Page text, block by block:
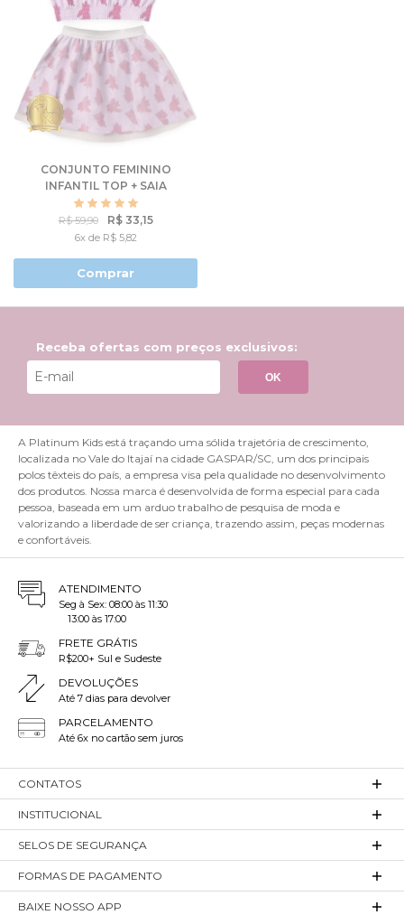
CONJUNTO FEMININO
INFANTIL TOP + SAIA
TULE - MY LITTLE PONY
R$ 59,90 R$ 33,15
6x de R$ 5,82
Comprar
Receba ofertas com preços exclusivos:
OK
A Platinum Kids está traçando uma sólida trajetória de crescimento,
localizada no Vale do Itajaí na cidade GASPAR/SC, um dos principais
polos têxteis do país, a empresa visa pela qualidade no desenvolvimento
dos produtos. Nossa marca é desenvolvida de forma especial para cada
pessoa, baseada em um arduo trabalho de pesquisa de moda e
valorizando a liberdade de ser criança, trazendo assim, peças modernas
e confortáveis.
ATENDIMENTO
Seg à Sex: 08:00 às 11:30
13:00 às 17:00
FRETE GRÁTIS
R$200+ Sul e Sudeste
DEVOLUÇÕES
Até 7 dias para devolver
PARCELAMENTO
Até 6x no cartão sem juros
CONTATOS
INSTITUCIONAL
SELOS DE SEGURANÇA
FORMAS DE PAGAMENTO
BAIXE NOSSO APP